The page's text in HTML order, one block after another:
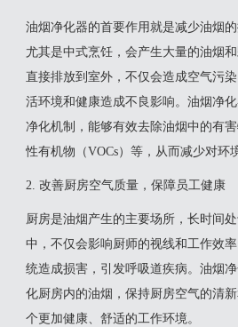
油烟净化器的首要作用就是减少油烟
尤其是中式烹饪，会产生大量的油烟
直接排放到室外，不仅会造成空气污
活环境和健康造成不良影响。油烟净
净化机制，能够有效去除油烟中的有
性有机物（VOCs）等，从而减少对环
2. 改善厨房空气质量，保障员工健康
厨房是油烟产生的主要场所，长时间
中，不仅会影响厨师的视线和工作效
统造成损害，引发呼吸道疾病。油烟
化厨房内的油烟，保持厨房空气的清
个更加健康、舒适的工作环境。